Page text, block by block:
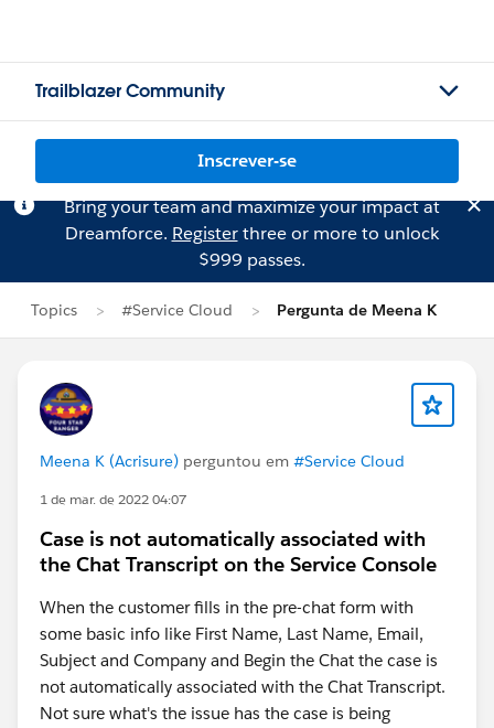
Trailblazer Community
Inscrever-se
Bring your team and maximize your impact at
Dreamforce. Registerthree or more to unlock
$999 passes.
Topics #Service Cloud Pergunta de Meena K
Meena K (Acrisure) perguntou em #Service Cloud
1 de mar. de 2022 04:07
Case is not automatically associated with
the Chat Transcript on the Service Console
When the customer fills in the pre-chat form with
some basic info like First Name, Last Name, Email,
Subject and Company and Begin the Chat the case is
not automatically associated with the Chat Transcript.
Not sure what's the issue has the case is being